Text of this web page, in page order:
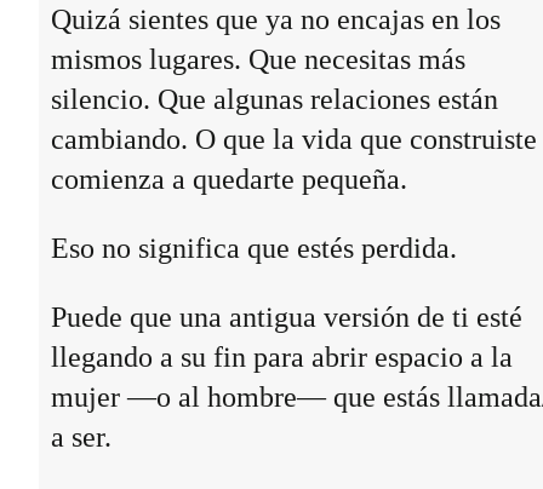
Quizá sientes que ya no encajas en los
mismos lugares. Que necesitas más
silencio. Que algunas relaciones están
cambiando. O que la vida que construiste
comienza a quedarte pequeña.
Eso no significa que estés perdida.
Puede que una antigua versión de ti esté
llegando a su fin para abrir espacio a la
mujer —o al hombre— que estás
a ser.